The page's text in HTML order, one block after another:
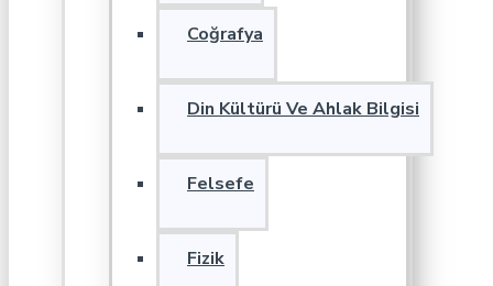
Coğrafya
Din Kültürü Ve Ahlak Bilgisi
Felsefe
Fizik